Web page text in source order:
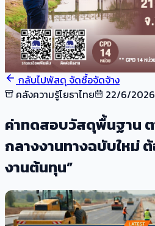
กลับไปพัสดุ จัดซื้อจัดจ้าง
คลังความรู้โยธาไทย
22/6/2026
ค่าทดสอบวัสดุพื้นฐาน
กลางงานทางฉบับใหม่
งานต้นทุน”